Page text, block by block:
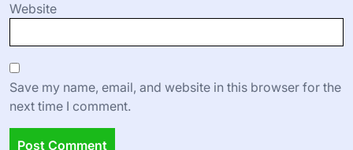
Website
Save my name, email, and website in this browser for the
next time I comment.